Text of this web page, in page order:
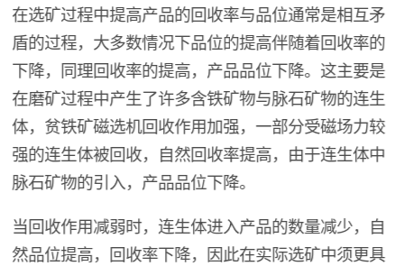
在选矿过程中提高产品的回收率与品位通常是相互矛
盾的过程，大多数情况下品位的提高伴随着回收率的
下降，同理回收率的提高，产品品位下降。这主要是
在磨矿过程中产生了许多含铁矿物与脉石矿物的连生
体，贫铁矿磁选机回收作用加强，一部分受磁场力较
强的连生体被回收，自然回收率提高，由于连生体中
脉石矿物的引入，产品品位下降。
当回收作用减弱时，连生体进入产品的数量减少，自
然品位提高，回收率下降，因此在实际选矿中须更具